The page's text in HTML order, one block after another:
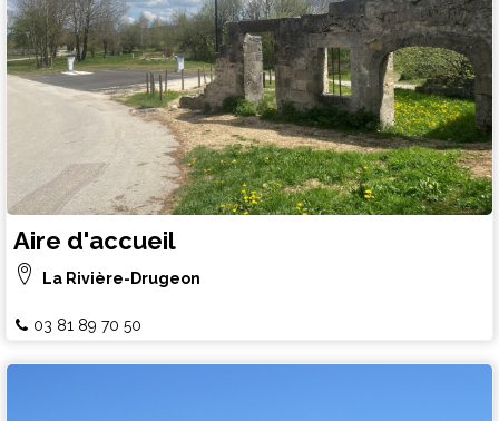
Aire d'accueil
La Rivière-Drugeon
03 81 89 70 50